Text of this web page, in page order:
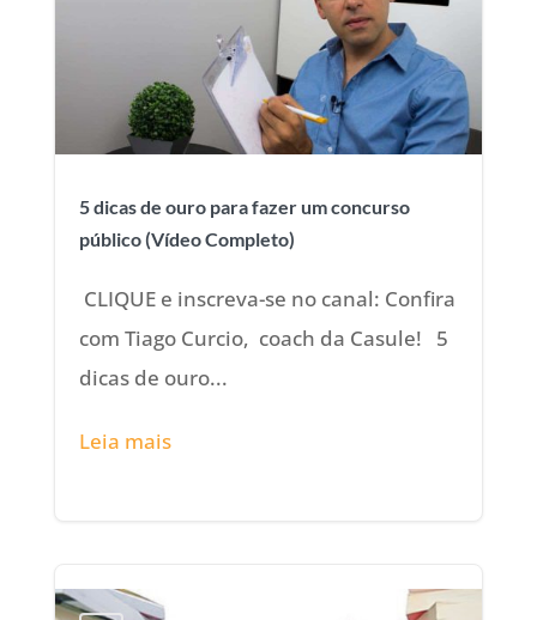
5 dicas de ouro para fazer um concurso
público (Vídeo Completo)
CLIQUE e inscreva-se no canal: Confira
com Tiago Curcio, coach da Casule! 5
dicas de ouro...
Leia mais